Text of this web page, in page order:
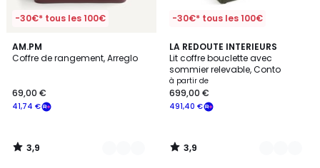
-30€* tous les 100€
AM.PM
Coffre de rangement, Arreglo
41,74 €
69,00 €
3,9
/ 5
5
Couleurs
3,9
/
-30€* tous les 100€
LA REDOUTE INTERIEURS
Lit coffre bouclette avec
sommier relevable, Conto
à partir de
491,40 €
699,00 €
3,9
/ 5
2
Couleurs
3,9
/